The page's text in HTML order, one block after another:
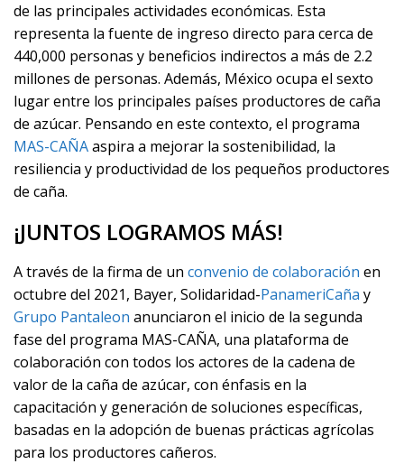
de las principales actividades económicas. Esta
representa la fuente de ingreso directo para cerca de
440,000 personas y beneficios indirectos a más de 2.2
millones de personas. Además, México ocupa el sexto
lugar entre los principales países productores de caña
de azúcar. Pensando en este contexto, el programa
MAS-CAÑAaspira a mejorar la sostenibilidad, la
resiliencia y productividad de los pequeños productores
de caña.
¡JUNTOS LOGRAMOS MÁS!
​A través de la firma de un convenio de colaboración en
octubre del 2021, Bayer, Solidaridad-PanameriCaña y
Grupo Pantaleon anunciaron el inicio de la segunda
fase del programa MAS-CAÑA, una plataforma de
colaboración con todos los actores de la cadena de
valor de la caña de azúcar, con énfasis en la
capacitación y generación de soluciones específicas,
basadas en la adopción de buenas prácticas agrícolas
para los productores cañeros.